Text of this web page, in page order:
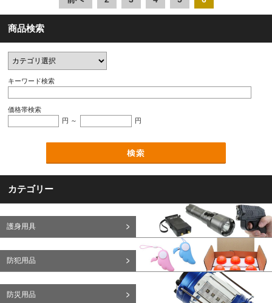
商品検索
キーワード検索
価格帯検索
円 ～
円
カテゴリー
護身用具
防犯用品
防災用品